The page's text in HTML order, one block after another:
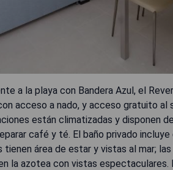
a la playa con Bandera Azul, el
acceso a nado, y acceso gratuito
están climatizadas y disponen
café y té. El baño privado
tienen área de estar y vistas al mar;
la azotea con vistas